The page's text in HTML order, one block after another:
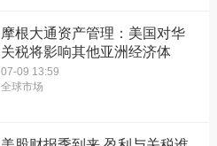
摩根大通资产管理：美国对华
关税将影响其他亚洲经济体
07-09 13:59
全球市场